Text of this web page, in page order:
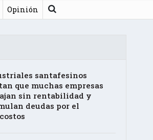
Opinión Buscar
santafesinos
que muchas empresas
sin rentabilidad y
deudas por el